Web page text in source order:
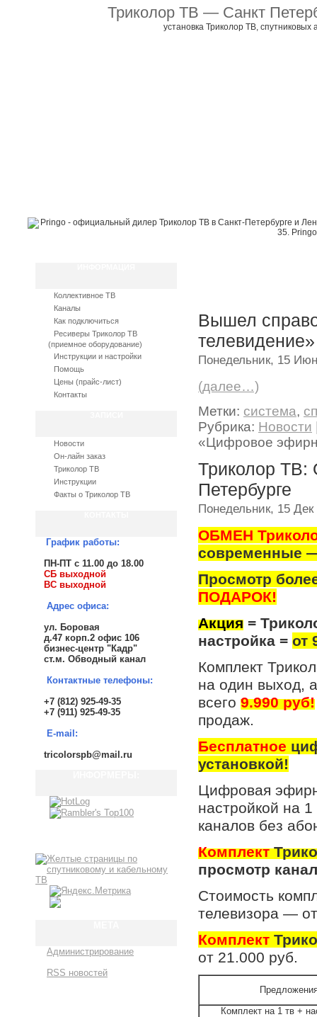
Триколор ТВ — Санкт
установка Триколор ТВ,
Вышел
телевидение»
Понедельник, 15
(далее…)
Метки: система,
Рубрика: Новости
«Цифровое
Триколор ТВ:
Петербурге
Понедельник, 15 Дек
ОБМЕН
современные
Просмотр
ПОДАРОК!
Акция =
настройка = от
Комплект
на один выход,
всего 9.990 руб!
продаж.
Бесплатное
установкой!
Цифровая
настройкой на
каналов без
Комплект
просмотр
Стоимость
телевизора —
Комплект
от 21.000 руб.
Комплект на 1 тв +
Коллективное ТВ
Каналы
Как подключиться
Ресиверы Триколор ТВ
(приемное оборудование)
Инструкции и настройки
Помощь
Цены (прайс-лист)
Контакты
Новости
Он-лайн заказ
Триколор ТВ
Инструкции
Факты о Триколор ТВ
График работы:
ПН-ПТ с 11.00 до 18.00
СБ выходной
ВС выходной
Адрес офиса:
ул. Боровая
д.47 корп.2 офис 106
бизнес-центр "Кадр"
ст.м. Обводный канал
Контактные телефоны:
+7 (812) 925-49-35
+7 (911) 925-49-35
E-mail:
tricolorspb@mail.ru
Администрирование
RSS новостей